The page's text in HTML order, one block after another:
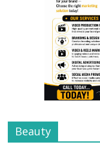
Beauty